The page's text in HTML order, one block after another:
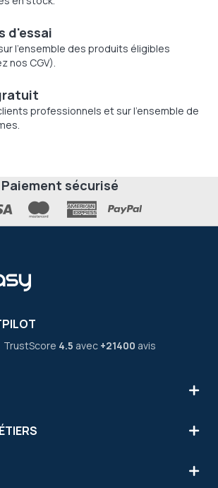
d'essai
l'ensemble des produits éligibles
nos CGV).
professionnels et sur l'ensemble de
Paiement sécurisé
TrustScore 4.5 avec +21400 avis